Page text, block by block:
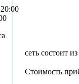
сеть состоит
Стоимость